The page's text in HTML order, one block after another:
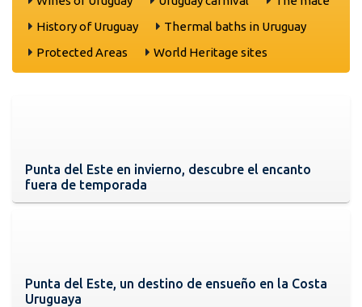
History of Uruguay
Thermal baths in Uruguay
Protected Areas
World Heritage sites
Punta del Este en invierno, descubre el encanto
fuera de temporada
Punta del Este, un destino de ensueño en la Costa
Uruguaya